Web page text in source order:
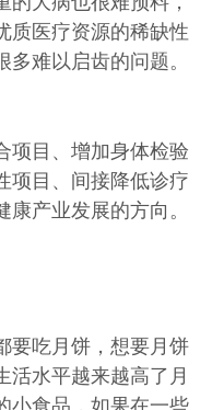
质医疗资源的稀缺性
难以启齿的问题。
项目、增加身体检验
项目、间接降低诊疗
产业发展的方向。
要吃月饼，想要月饼
活水平越来越高了月
小食品，如果在一些